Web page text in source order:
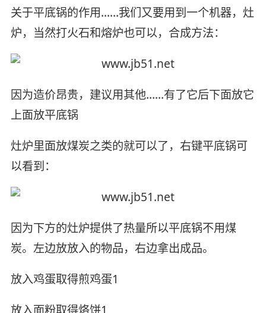
关于平底锅的作用……我们又要用到一个机器，灶
炉，当然打火石和熔炉也可以，合成方法：
因为造价昂贵，建议用其他……有了它后下面放它
上面放平底锅
灶炉里面放煤炭之类的就可以了，右键平底锅可
以看到：
因为下方的灶炉提供了热量所以平底锅不用煤
炭。左边放放入的物品，右边拿出成品。
放入鸡蛋取得煎鸡蛋1